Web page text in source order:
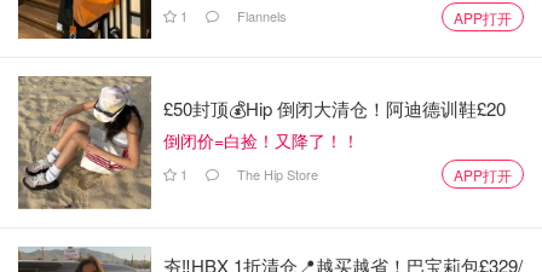
1 Flannels APP打开
£50封顶💰Hip 倒闭大清仓！阿迪德训鞋£20
倒闭价=白捡！又降了！！
1 The Hip Store APP打开
夯‼️HBX 1折清仓📍越买越省！巴宝莉包£329/